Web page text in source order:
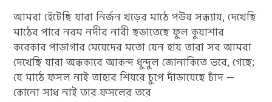
আমরা হেঁটেছি যারা নির্জন খড়ের মাঠে পউষ সন্ধ্যায়, দেখেছি
মাঠের পারে নরম নদীর নারী ছড়াতেছে ফুল কুয়াশার
কবেকার পাড়াগার মেয়েদের মতো যেন হায় তারা সব আমরা
দেখেছি যারা অন্ধকারে আকন্দ ধুন্দুল জোনাকিতে ভরে, গেছে;
যে মাঠে ফসল নাই তাহার শিয়রে চুপে দাঁড়ায়েছে চাঁদ —
কোনো সাধ নাই তার ফসলের তরে